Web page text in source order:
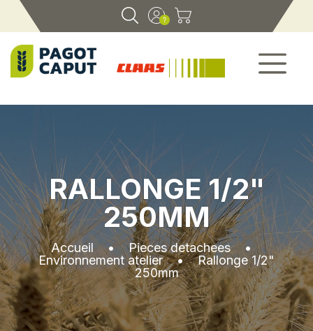
RALLONGE 1/2"
250MM
Accueil•Pieces detachees•
Environnement atelier•Rallonge 1/2"
250mm